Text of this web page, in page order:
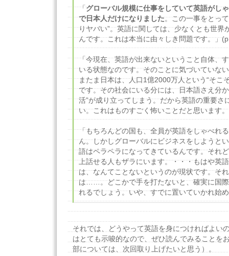
「グローバル規模に仕事をしていて英語がし
で日本人だけになりました。この一事をとっ
りヤバい”。英語に関しては、少なくとも世界
んです。これは本当に由々しき問題です。」
「今現在、英語が出来ないということ自体、
いる状態なのです。そのことに気づいていな
またま日本は、人口1億2000万人という“そこ
です。その社会にいる分には、日本語さえ分
活”が成り立ってしまう。だから英語の重要さ
い。これはものすごく怖いことだと思います
「もちろんどの国も、全員が英語をしゃべれ
ん。しかしグローバルにビジネスをしようと
語はペラペラになってきているんです。それ
上話せる人もザラにいます。・・・もはや英
は、なんてことないというのが現状です。そ
は……。どこかで手を打たないと、確実に国
れるでしょう。いや、すでに置いていかれ始
それでは、どうやって英語を身につければよい
はとても示唆的なので、ぜひ読んでみることを
部については、次回取り上げたいと思う）。